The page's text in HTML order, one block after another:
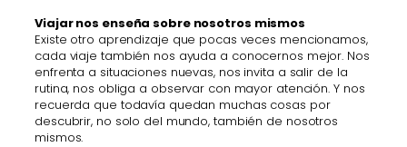
Viajar nos enseña sobre nosotros mismos
Existe otro aprendizaje que pocas veces mencionamos,
cada viaje también nos ayuda a conocernos mejor. Nos
enfrenta a situaciones nuevas, nos invita a salir de la
rutina, nos obliga a observar con mayor atención. Y nos
recuerda que todavía quedan muchas cosas por
descubrir, no solo del mundo, también de nosotros
mismos.